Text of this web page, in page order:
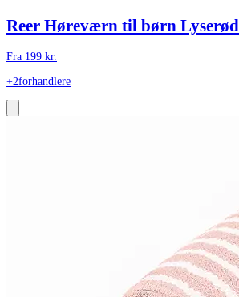
Reer Høreværn til børn Lyserød
Fra 199 kr.
+2forhandlere